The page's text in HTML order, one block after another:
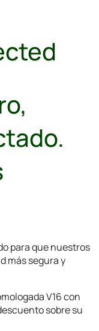
para que nuestros
más segura y
V16 con
sobre su